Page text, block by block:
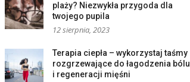
plaży? Niezwykła przygoda dla
twojego pupila
12 sierpnia, 2023
Terapia ciepła – wykorzystaj taśmy
rozgrzewające do łagodzenia bólu
i regeneracji mięśni